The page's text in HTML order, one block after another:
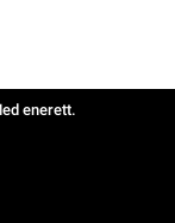
enerett.